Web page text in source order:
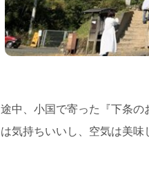
途中、小国で寄った『下条
は気持ちいいし、空気は美